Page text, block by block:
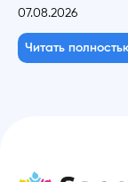
07.08.2026
Читать